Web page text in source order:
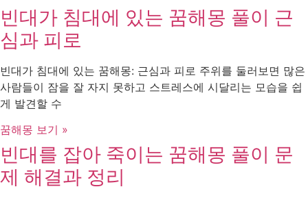
빈대가 침대에 있는 꿈해몽 풀이 근
심과 피로
빈대가 침대에 있는 꿈해몽: 근심과 피로 주위를 둘러보면 많은
사람들이 잠을 잘 자지 못하고 스트레스에 시달리는 모습을 쉽
게 발견할 수
꿈해몽 보기 »
빈대를 잡아 죽이는 꿈해몽 풀이 문
제 해결과 정리